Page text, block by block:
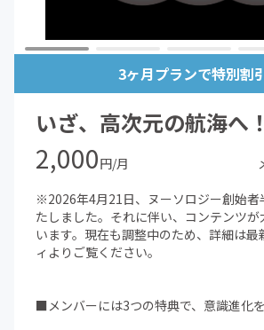
3ヶ月プランで特別割
いざ、高次元の航海へ！
2,000円/月
※2026年4月21日、ヌーソロジー創始者
たしました。それに伴い、コンテンツが
います。現在も調整中のため、詳細は最
ィよりご覧ください。
■メンバーには3つの特典で、意識進化